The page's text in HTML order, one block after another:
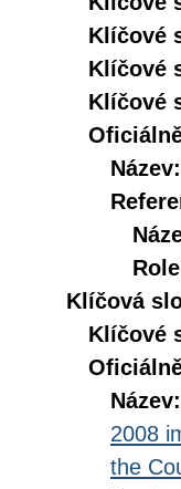
Klíčové
Klíčové
Klíčové
Název:
Klíčová
Klíčové
Název:
2008
the